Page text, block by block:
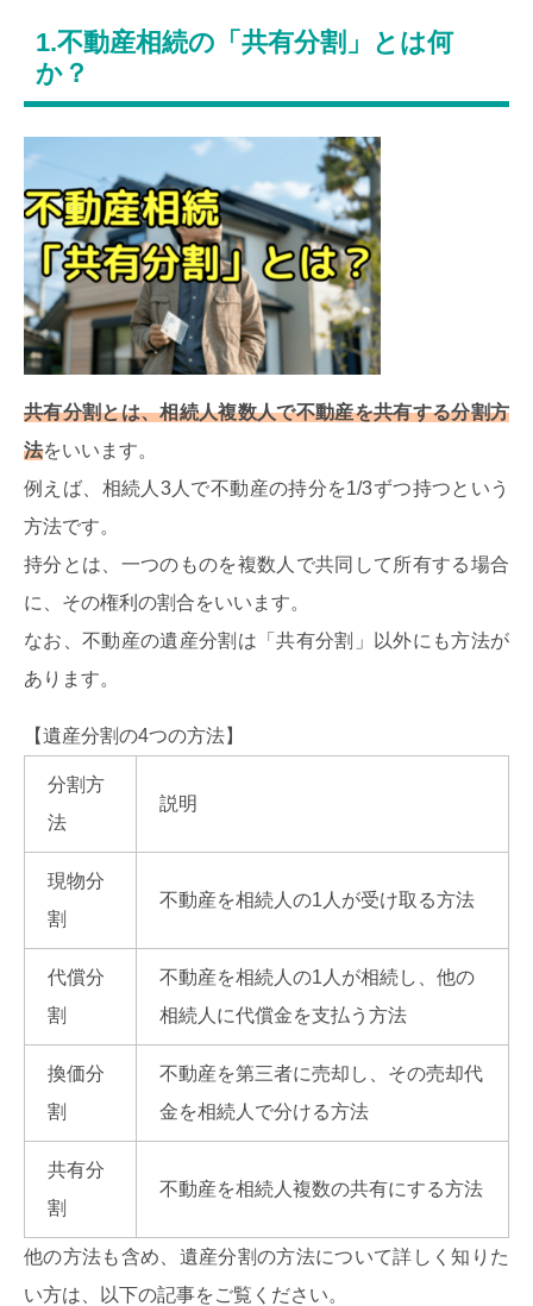
1.不動産相続の「共有分割」とは何
か？
共有分割とは、相続人複数人で不動産を共有する分割方
法をいいます。
例えば、相続人3人で不動産の持分を1/3ずつ持つという
方法です。
持分とは、一つのものを複数人で共同して所有する場合
に、その権利の割合をいいます。
なお、不動産の遺産分割は「共有分割」以外にも方法が
あります。
【遺産分割の4つの方法】
分割方
法
説明
現物分
割
不動産を相続人の1人が受け取る方法
代償分
割
不動産を相続人の1人が相続し、他の
相続人に代償金を支払う方法
換価分
割
不動産を第三者に売却し、その売却代
金を相続人で分ける方法
共有分
割
不動産を相続人複数の共有にする方法
他の方法も含め、遺産分割の方法について詳しく知りた
い方は、以下の記事をご覧ください。